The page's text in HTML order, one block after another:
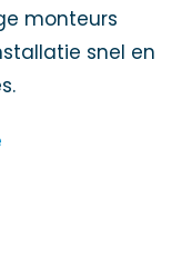
monteurs
snel en